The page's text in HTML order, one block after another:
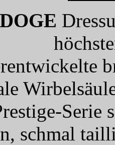
DOGE
Serie
schmal